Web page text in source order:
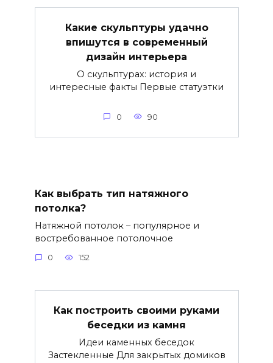
Какие скульптуры удачно
впишутся в современный
дизайн интерьера
О скульптурах: история и
интересные факты Первые статуэтки
0 90
Как выбрать тип натяжного
потолка?
Натяжной потолок – популярное и
востребованное потолочное
0 152
Как построить своими руками
беседки из камня
Идеи каменных беседок
Застекленные Для закрытых домиков